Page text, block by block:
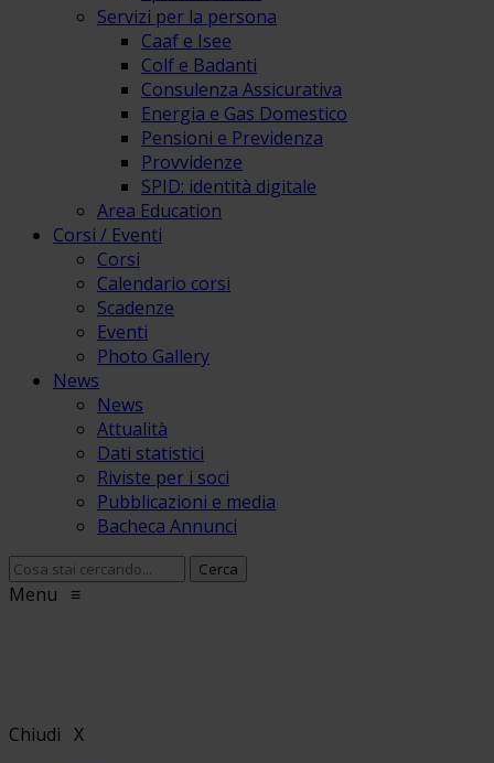
Servizi per la persona
Caaf e Isee
Colf e Badanti
Consulenza Assicurativa
Energia e Gas Domestico
Pensioni e Previdenza
Provvidenze
SPID: identità digitale
Area Education
Corsi / Eventi
Corsi
Calendario corsi
Scadenze
Eventi
Photo Gallery
News
News
Attualità
Dati statistici
Riviste per i soci
Pubblicazioni e media
Bacheca Annunci
Menu ≡
Chiudi X